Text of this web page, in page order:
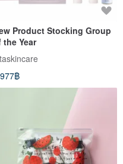
Product Stocking Group
the Year
฿